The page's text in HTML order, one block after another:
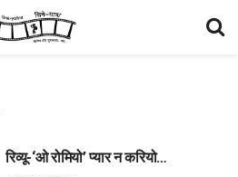
रिव्यू-‘ओ रोमियो’ प्यार न करियो…